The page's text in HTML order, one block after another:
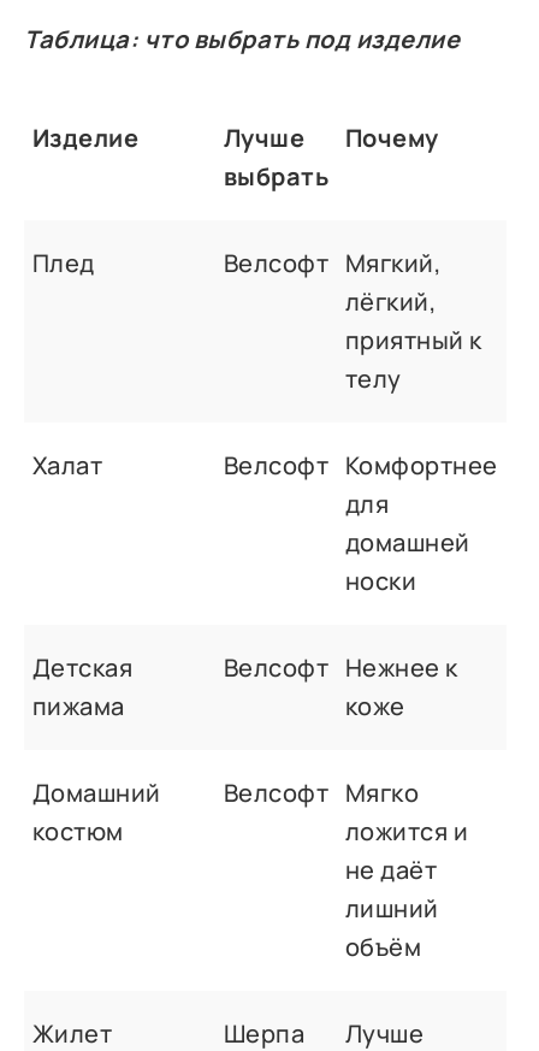
Таблица: что выбрать под изделие
Изделие
Лучше
выбрать
Почему
Плед Велсофт Мягкий,
лёгкий,
приятный к
телу
Халат Велсофт Комфортнее
для
домашней
носки
Детская
пижама
Велсофт Нежнее к
коже
Домашний
костюм
Велсофт Мягко
ложится и
не даёт
лишний
объём
Жилет Шерпа
Лучше